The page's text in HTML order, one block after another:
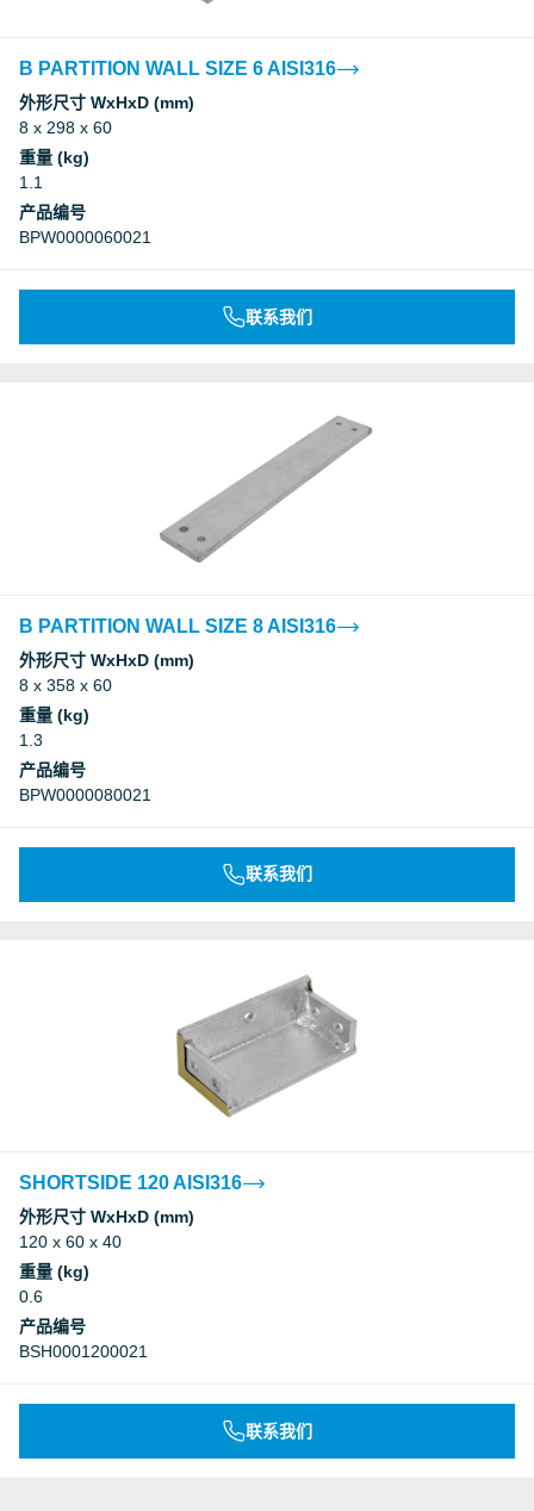
B PARTITION WALL SIZE 6 AISI316
外形尺寸 WxHxD (mm)
8 x 298 x 60
重量 (kg)
1.1
产品编号
BPW0000060021
联系我们
B PARTITION WALL SIZE 8 AISI316
外形尺寸 WxHxD (mm)
8 x 358 x 60
重量 (kg)
1.3
产品编号
BPW0000080021
联系我们
SHORTSIDE 120 AISI316
外形尺寸 WxHxD (mm)
120 x 60 x 40
重量 (kg)
0.6
产品编号
BSH0001200021
联系我们